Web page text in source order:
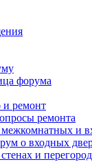
форума
и ремонт
ремонта
и
о входных
и